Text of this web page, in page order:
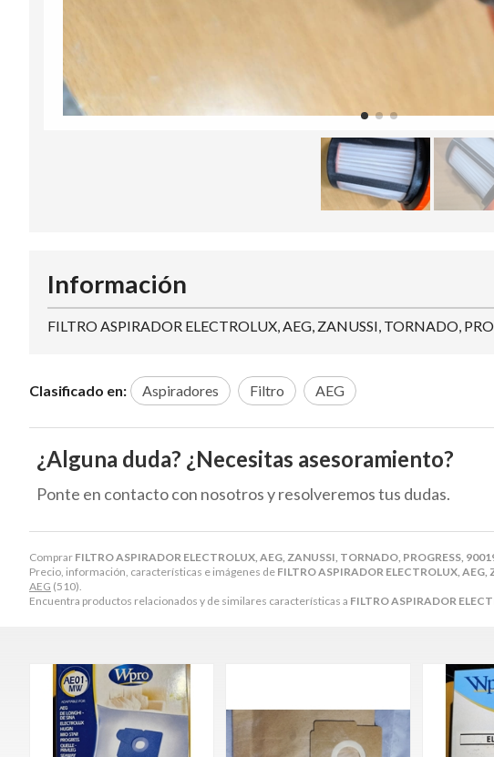
Comprar FILTRO ASPIRADOR ELECTROLUX, AEG, ZANUSSI, TORNADO, PROGRESS,
Precio, información, características e imágenes de FILTRO ASPIRADOR ELECTROLUX,
AEG (510).
Encuentra productos relacionados y de similares características a FILTRO ASPIRADOR
Información
FILTRO ASPIRADOR ELECTROLUX, AEG, ZANUSSI, TORNADO,
Clasificado en: Aspiradores Filtro AEG
¿Alguna duda? ¿Necesitas asesoramiento?
Ponte en contacto con nosotros y resolveremos tus dudas.